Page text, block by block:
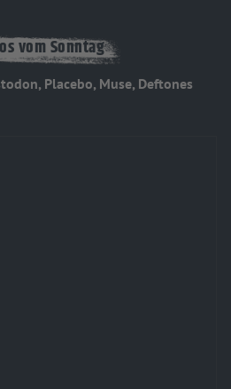
vom Sonntag
Placebo, Muse, Deftones